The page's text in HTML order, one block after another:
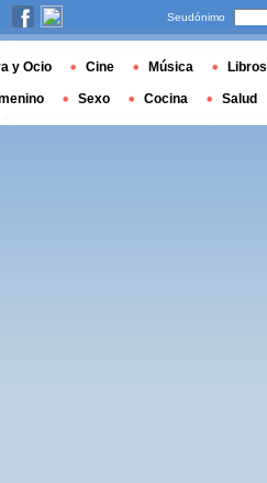
Seudónimo
y Ocio Cine Música Libros
Sexo Cocina Salud